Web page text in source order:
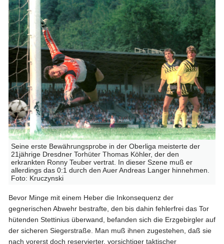
Seine erste Bewährungsprobe in der Oberliga meisterte der
21jährige Dresdner Torhüter Thomas Köhler, der den
erkrankten Ronny Teuber vertrat. In dieser Szene muß er
allerdings das 0:1 durch den Auer Andreas Langer hinnehmen.
Foto: Kruczynski
Bevor Minge mit einem Heber die Inkonsequenz der
gegnerischen Abwehr bestrafte, den bis dahin fehlerfrei das Tor
hütenden Stettinius überwand, befanden sich die Erzgebirgler auf
der sicheren Siegerstraße. Man muß ihnen zugestehen, daß sie
nach vorerst doch reservierter, vorsichtiger taktischer